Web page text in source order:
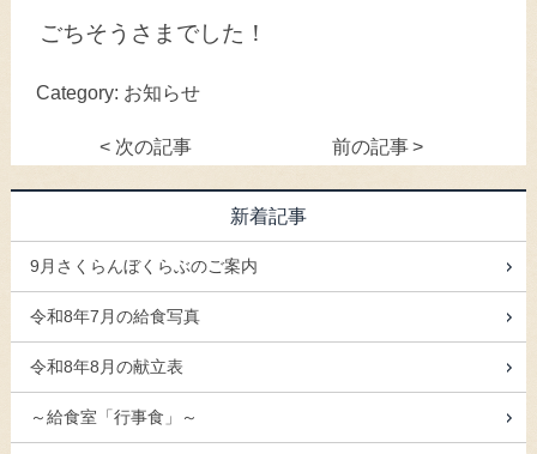
ごちそうさまでした！
Category: お知らせ
< 次の記事 前の記事 >
新着記事
9月さくらんぼくらぶのご案内
令和8年7月の給食写真
令和8年8月の献立表
～給食室「行事食」～